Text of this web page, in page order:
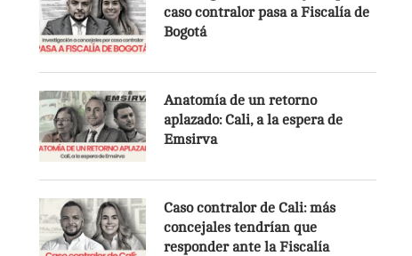
caso contralor pasa a Fiscalía de
Bogotá
Anatomía de un retorno
aplazado: Cali, a la espera de
Emsirva
Caso contralor de Cali: más
concejales tendrían que
responder ante la Fiscalía